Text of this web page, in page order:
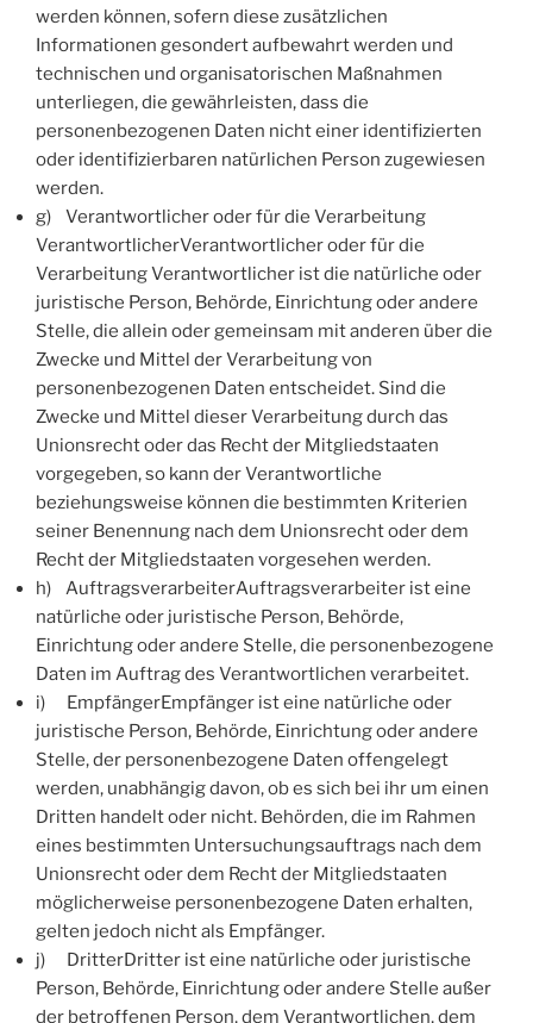
werden können, sofern diese zusätzlichen
Informationen gesondert aufbewahrt werden und
technischen und organisatorischen Maßnahmen
unterliegen, die gewährleisten, dass die
personenbezogenen Daten nicht einer identifizierten
oder identifizierbaren natürlichen Person zugewiesen
werden.
g) Verantwortlicher oder für die Verarbeitung
VerantwortlicherVerantwortlicher oder für die
Verarbeitung Verantwortlicher ist die natürliche oder
juristische Person, Behörde, Einrichtung oder andere
Stelle, die allein oder gemeinsam mit anderen über die
Zwecke und Mittel der Verarbeitung von
personenbezogenen Daten entscheidet. Sind die
Zwecke und Mittel dieser Verarbeitung durch das
Unionsrecht oder das Recht der Mitgliedstaaten
vorgegeben, so kann der Verantwortliche
beziehungsweise können die bestimmten Kriterien
seiner Benennung nach dem Unionsrecht oder dem
Recht der Mitgliedstaaten vorgesehen werden.
h) AuftragsverarbeiterAuftragsverarbeiter ist eine
natürliche oder juristische Person, Behörde,
Einrichtung oder andere Stelle, die personenbezogene
Daten im Auftrag des Verantwortlichen verarbeitet.
i) EmpfängerEmpfänger ist eine natürliche oder
juristische Person, Behörde, Einrichtung oder andere
Stelle, der personenbezogene Daten offengelegt
werden, unabhängig davon, ob es sich bei ihr um einen
Dritten handelt oder nicht. Behörden, die im Rahmen
eines bestimmten Untersuchungsauftrags nach dem
Unionsrecht oder dem Recht der Mitgliedstaaten
möglicherweise personenbezogene Daten erhalten,
gelten jedoch nicht als Empfänger.
j) DritterDritter ist eine natürliche oder juristische
Person, Behörde, Einrichtung oder andere Stelle außer
der betroffenen Person, dem Verantwortlichen, dem